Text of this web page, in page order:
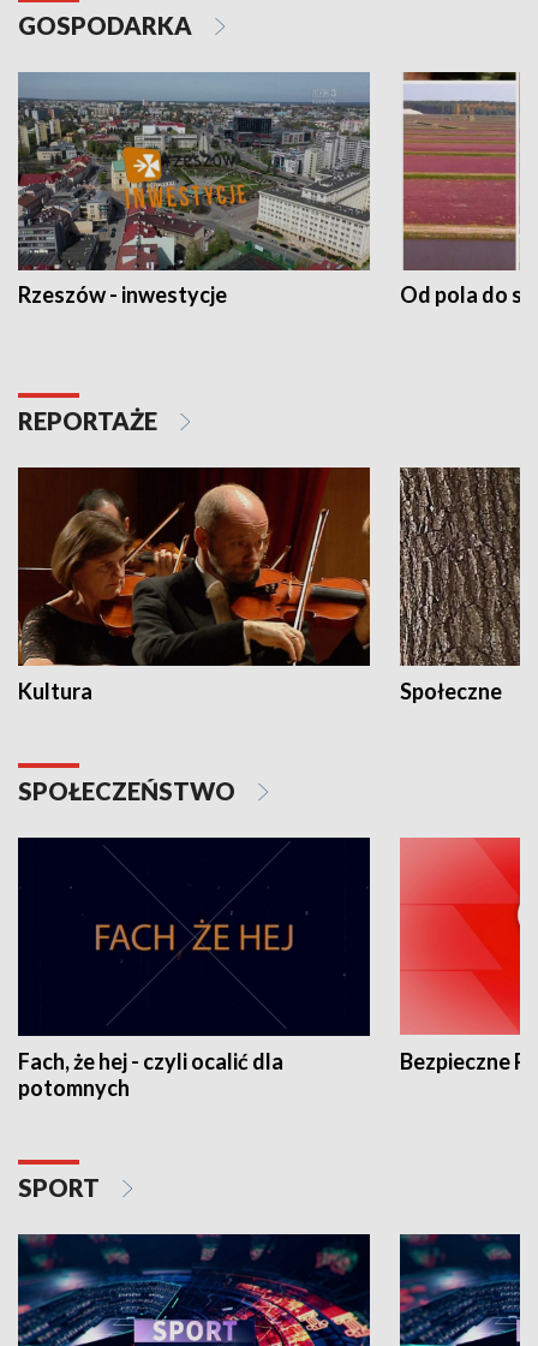
GOSPODARKA
Rzeszów - inwestycje Od pola do
REPORTAŻE
Kultura Społeczne
SPOŁECZEŃSTWO
Fach, że hej - czyli ocalić dla
potomnych
Bezpieczne
SPORT